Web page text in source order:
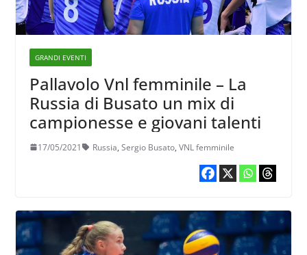
GRANDI EVENTI
Pallavolo Vnl femminile – La
Russia di Busato un mix di
campionesse e giovani talenti
17/05/2021 Russia, Sergio Busato, VNL femminile